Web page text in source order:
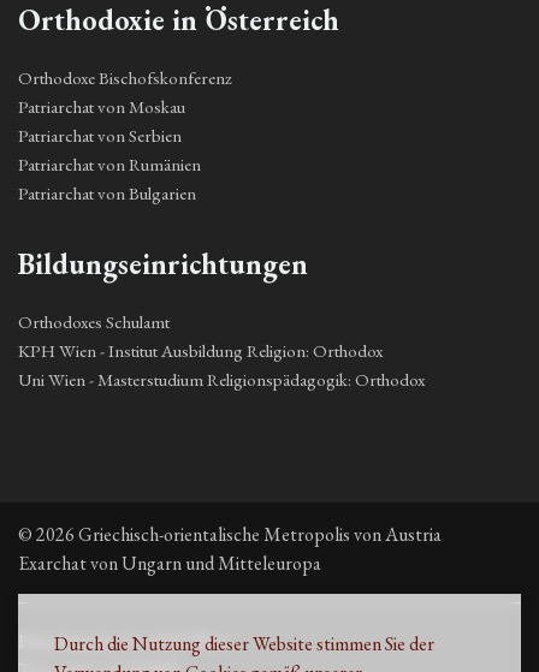
Durch die Nutzung dieser Website stimmen Sie der
Orthodoxie in Österreich
Orthodoxe Bischofskonferenz
Patriarchat von Moskau
Patriarchat von Serbien
Patriarchat von Rumänien
Patriarchat von Bulgarien
Bildungseinrichtungen
Orthodoxes Schulamt
KPH Wien - Institut Ausbildung Religion: Orthodox
Uni Wien - Masterstudium Religionspädagogik: Orthodox
© 2026 Griechisch-orientalische Metropolis von Austria
Exarchat von Ungarn und Mitteleuropa
Fleischmarkt 13, 1010 Wien